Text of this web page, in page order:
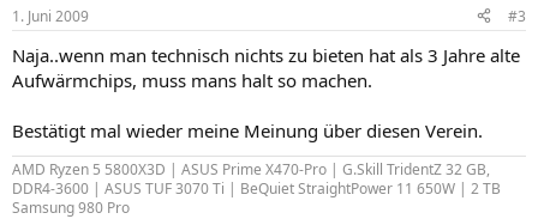
1. Juni 2009 #3
Naja..wenn man technisch nichts zu bieten hat als 3 Jahre alte
Aufwärmchips, muss mans halt so machen.
Bestätigt mal wieder meine Meinung über diesen Verein.
AMD Ryzen 5 5800X3D | ASUS Prime X470-Pro | G.Skill TridentZ 32 GB,
DDR4-3600 | ASUS TUF 3070 Ti | BeQuiet StraightPower 11 650W | 2 TB
Samsung 980 Pro